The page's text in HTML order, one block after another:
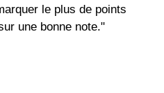
le plus de points
une bonne note."